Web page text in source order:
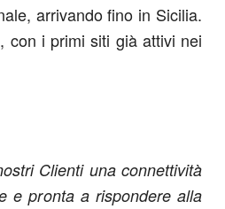
arrivando fino in Sicilia.
con i primi siti già attivi nei
Clienti una connettività
e pronta a rispondere alla